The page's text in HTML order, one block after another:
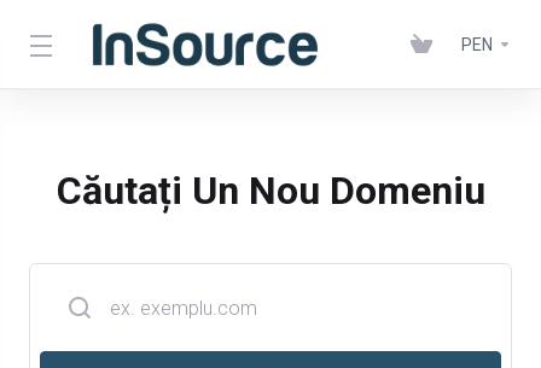
PEN
Căutați Un Nou Domeniu